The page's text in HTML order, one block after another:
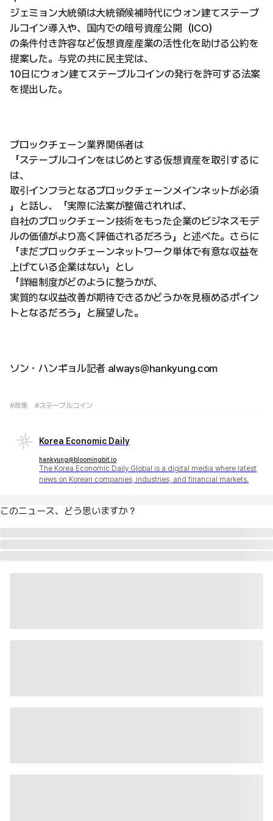
ジェミョン大統領は大統領候補時代にウォン建てステーブ
ルコイン導入や、国内での暗号資産公開（ICO）
の条件付き許容など仮想資産産業の活性化を助ける公約を
提案した。与党の共に民主党は、
10日にウォン建てステーブルコインの発行を許可する法案
を提出した。
ブロックチェーン業界関係者は
「ステーブルコインをはじめとする仮想資産を取引するに
は、
取引インフラとなるブロックチェーンメインネットが必須
」と話し、「実際に法案が整備されれば、
自社のブロックチェーン技術をもった企業のビジネスモデ
ルの価値がより高く評価されるだろう」と述べた。さらに
「まだブロックチェーンネットワーク単体で有意な収益を
上げている企業はない」とし
「詳細制度がどのように整うかが、
実質的な収益改善が期待できるかどうかを見極めるポイン
トとなるだろう」と展望した。
ソン・ハンギョル記者 always@hankyung.com
#政策 #ステーブルコイン
Korea Economic Daily
hankyung@bloomingbit.io
The Korea Economic Daily Global is a digital media where latest
news on Korean companies, industries, and financial markets.
このニュース、どう思いますか？